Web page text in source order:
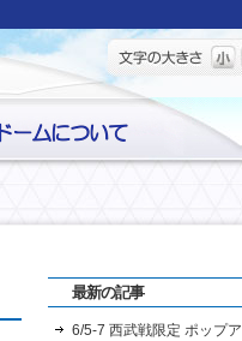
最新の記事
6/5-7 西武戦限定 ポップア